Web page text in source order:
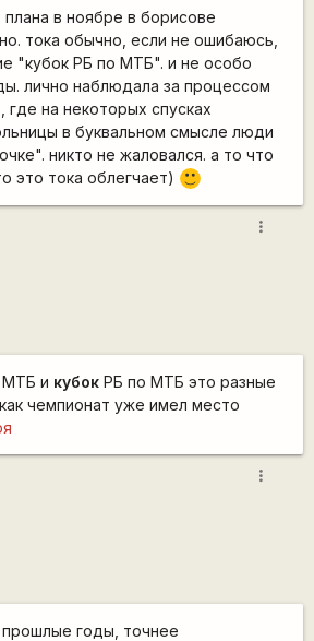
в ноябре в борисове
тока обычно, если не ошибаюсь,
"кубок РБ по МТБ". и не особо
лично наблюдала за процессом
на некоторых спусках
в буквальном смысле люди
никто не жаловался. а то что
это тока облегчает)
:)
more_vert
МТБ и кубокРБ по МТБ это разные
чемпионат уже имел место
more_vert
годы, точнее